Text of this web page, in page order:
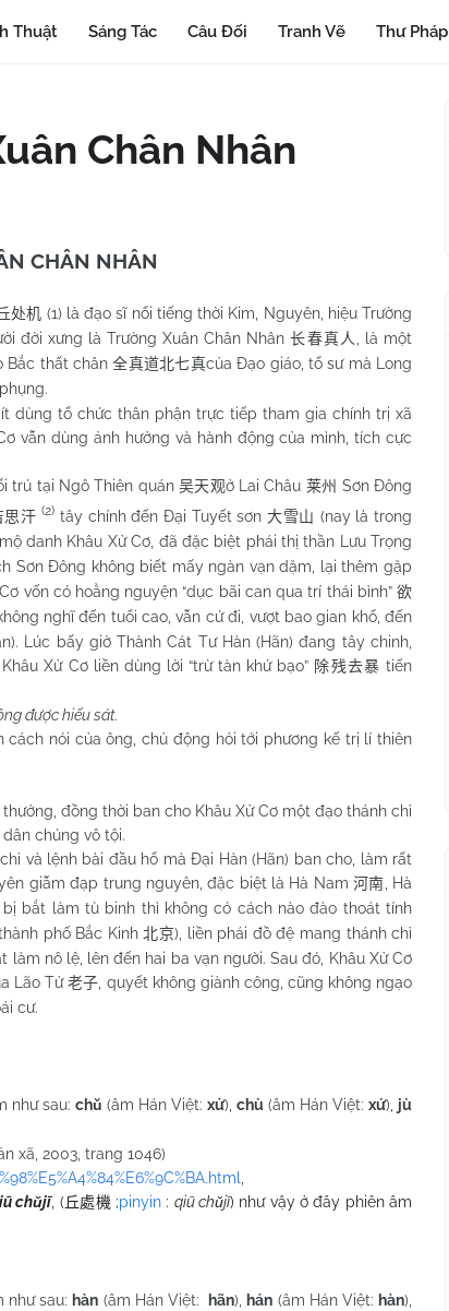
Thuật Sáng Tác Câu Đối Tranh Vẽ Thư Pháp
Chân Nhân
CHÂN NHÂN
丘处机 (1) là đạo sĩ nổi tiếng thời Kim, Nguyên, hiệu Trường
đời xưng là Trường Xuân Chân Nhân长春真人
, là một
Bắc thất chân全真道北七真của Đạo giáo, tổ sư mà Long
tổ chức thân phận trực tiếp tham gia chính trị xã
vẫn dùng ảnh hưởng và hành động của mình, tích cực
tại Ngô Thiên quán 吴天观ở Lai Châu 莱州 Sơn Đông
思汗 (2) tây chính đến Đại Tuyết sơn大雪山 (nay là trong
danh Khâu Xử Cơ, đã đặc biệt phái thị thần Lưu Trọng
Sơn Đông không biết mấy ngàn vạn dặm, lại thêm gặp
vốn có hoằng nguyện “dục bãi can qua trí thái bình” 欲
nghĩ đến tuổi cao, vẫn cứ đi, vượt bao gian khổ, đến
Lúc bấy giờ Thành Cát Tư Hàn (Hãn) đang tây chinh,
Xử Cơ liền dùng lời “trừ tàn khứ bạo” 除残去暴 tiến
được hiếu sát.
cách nói của ông, chủ động hỏi tới phương kế trị lí thiên
đồng thời ban cho Khâu Xử Cơ một đạo thánh chỉ
chúng vô tội.
lệnh bài đầu hổ mà Đại Hàn (Hãn) ban cho, làm rất
giẫm đạp trung nguyên, đặc biệt là Hà Nam 河南 , Hà
bắt làm tù binh thì không có cách nào đào thoát tính
phố Bắc Kinh 北京), liền phái đồ đệ mang thánh chỉ
nô lệ, lên đến hai ba vạn người. Sau đó, Khâu Xử Cơ
Lão Tử老子 , quyết không giành công, cũng không ngạo
cư.
như sau: chǔ (âm Hán Việt: xử), chù (âm Hán Việt:xứ), jù
xã, 2003, trang 1046)
chǔjī, (丘處機;pinyin : qiū chǔjī) như vậy ở đây phiên âm
như sau: hàn (âm Hán Việt: hãn), hán (âm Hán Việt: hàn),